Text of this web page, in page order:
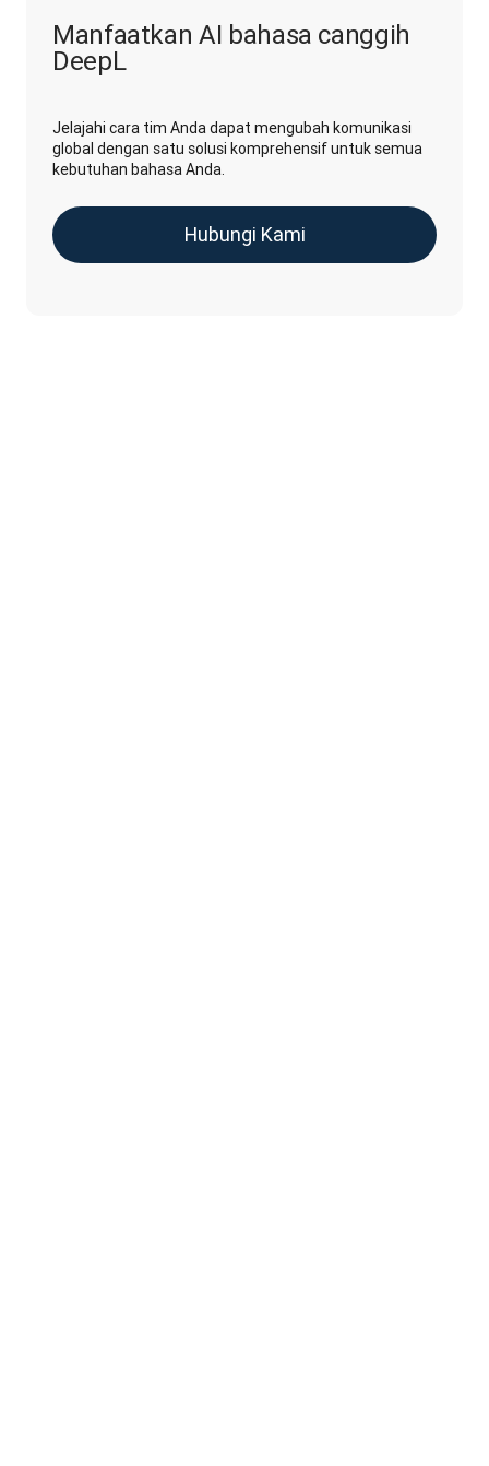
Manfaatkan AI bahasa canggih
DeepL
Jelajahi cara tim Anda dapat mengubah komunikasi
global dengan satu solusi komprehensif untuk semua
kebutuhan bahasa Anda.
Hubungi Kami